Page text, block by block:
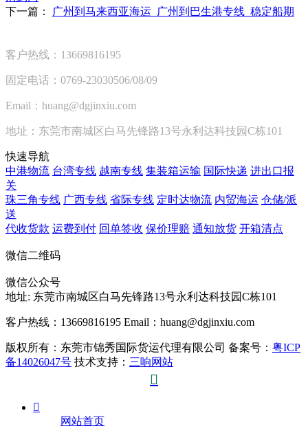
下一篇：
广州到马来西亚海运_广州到巴生港专线_稳定船期
客户热线：13669816195
固定电话：0769-23030506/08/09
Email：huang@dgjinxiu.com
地址：东莞市南城区白马先锋路13号永利达科技园C栋101
快速导航
中港物流 台湾专线 越南专线 集装箱运输 国际快递 进出口报
关
珠三角专线 广西专线 省际专线 定时达物流 内贸海运 仓储/派
送
代收货款 运费到付 回单签收 保价理赔 通知放货 开箱清点
微信二维码
微信公众号
地址: 东莞市南城区白马先锋路13号永利达科技园C栋101
客户热线：13669816195 Email：huang@dgjinxiu.com
版权所有：东莞市锦秀国际货运代理有限公司 备案号： 粤ICP
备14026047号 技术支持： 三响网站


网站首页